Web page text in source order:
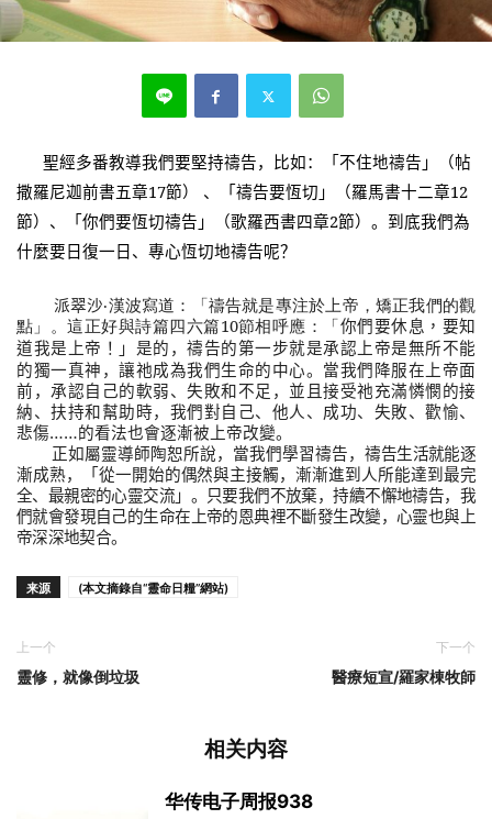
聖經多番教導我們要堅持禱告，比如：「不住地禱告 」（帖
撒羅尼迦前書五章17節） 、「禱告要恆切 」（羅馬書十二章12
節）、「你們要恆切禱告 」（歌羅西書四章2節）。到底我們為
什麼要日復一日、專心恆切地禱告呢？
派翠沙‧漢波寫道：「禱告就是專注於上帝，矯正我們的觀
點」。這正好與詩篇四六篇10節相呼應：「你們要休息，要知
道我是上帝！
」是的，禱告的第一步就是承認上帝是無所不能
的獨一真神，讓祂成為我們生命的中心。當我們降服在上帝面
前，承認自己的軟弱、失敗和不足，並且接受祂充滿憐憫的接
納、扶持和幫助時，我們對自己、他人、成功、失敗、歡愉、
悲傷……的看法也會逐漸被上帝改變。
正如屬靈導師陶恕所說，當我們學習禱告，禱告生活就能逐
漸成熟，「從一開始的偶然與主接觸，漸漸進到人所能達到最完
全、最親密的心靈交流」。只要我們不放棄，持續不懈地禱告，我
們就會發現自己的生命在上帝的恩典裡不斷發生改變，心靈也與上
帝深深地契合。
来源 (本文摘錄自“靈命日糧”網站)
上一个
靈修，就像倒垃圾
下一个
醫療短宣/羅家棟牧師
相关内容
华传电子周报938